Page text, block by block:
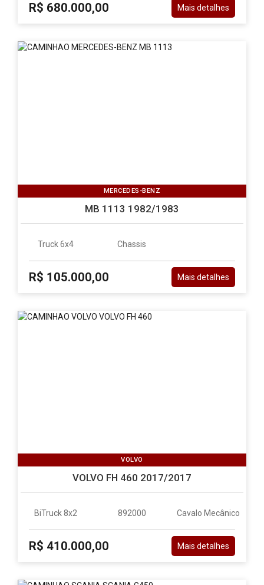
R$ 680.000,00 Mais detalhes
MERCEDES-BENZ
MB 1113 1982/1983
Truck 6x4 Chassis
R$ 105.000,00 Mais detalhes
VOLVO
VOLVO FH 460 2017/2017
BiTruck 8x2 892000 Cavalo Mecânico
R$ 410.000,00 Mais detalhes